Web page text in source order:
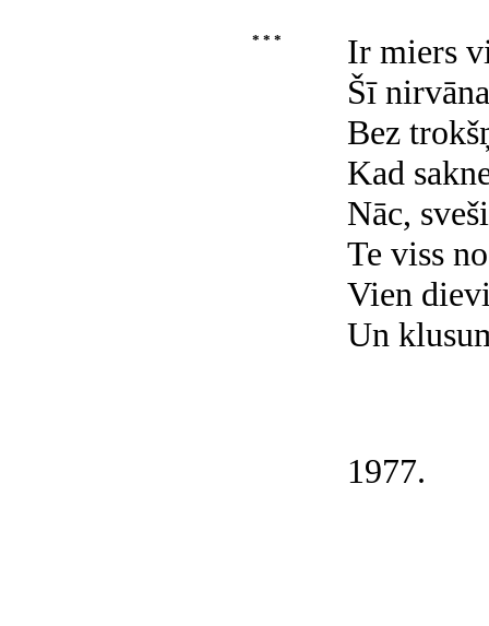
* * *
Ir miers
Šī
Bez
Kad
Nāc,
Te viss
Vien
Un
1977.